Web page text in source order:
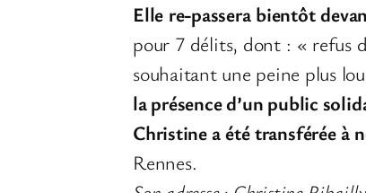
Elle re-passera bientôt
pour 7 délits, dont : « refus
souhaitant une peine plus
la présence d’un public
Christine a été transférée à
Rennes.